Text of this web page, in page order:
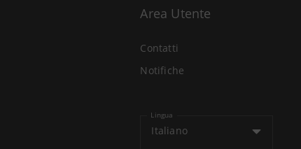
Area Utente
Contatti
Notifiche
Lingua
Italiano